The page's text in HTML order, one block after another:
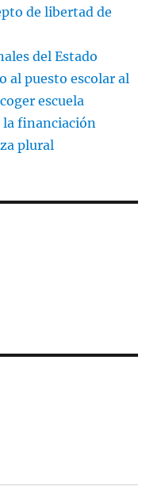
de libertad de
del Estado
al puesto escolar al
escuela
la financiación
plural